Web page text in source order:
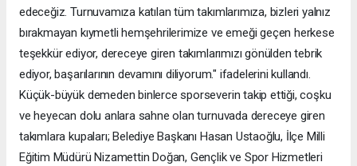
edeceğiz. Turnuvamıza katılan tüm takımlarımıza, bizleri yalnız
bırakmayan kıymetli hemşehrilerimize ve emeği geçen herkese
teşekkür ediyor, dereceye giren takımlarımızı gönülden tebrik
ediyor, başarılarının devamını diliyorum." ifadelerini kullandı.
Küçük-büyük demeden binlerce sporseverin takip ettiği, coşku
ve heyecan dolu anlara sahne olan turnuvada dereceye giren
takımlara kupaları; Belediye Başkanı Hasan Ustaoğlu, İlçe Milli
Eğitim Müdürü Nizamettin Doğan, Gençlik ve Spor Hizmetleri